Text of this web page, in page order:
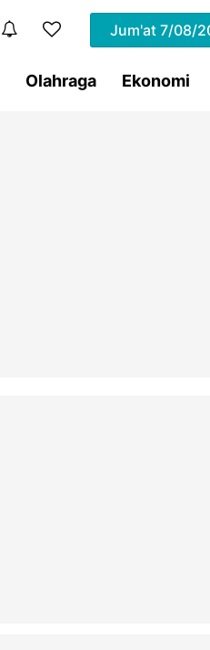
Jum'at 7/08/
Olahraga Ekonomi